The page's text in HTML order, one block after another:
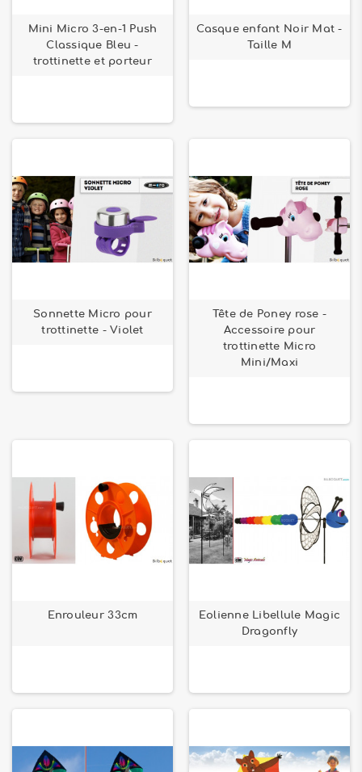
Mini Micro 3-en-1 Push
Classique Bleu -
trottinette et porteur
Casque enfant Noir Mat -
Taille M
Sonnette Micro pour
trottinette - Violet
Tête de Poney rose -
Accessoire pour
trottinette Micro
Mini/Maxi
Enrouleur 33cm
Eolienne Libellule Magic
Dragonfly